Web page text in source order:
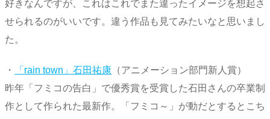
好きなんですが、これはこれでまた違ったイメージを想起さ
せられるのがいいです。違う作品も見てみたいなと思いまし
た。
・ 「rain town」石田祐康 （アニメーション部門新人賞）
昨年「フミコの告白」で優秀賞を受賞した石田さんの卒業制
作として作られた最新作。「フミコ～」が動だとするとこち